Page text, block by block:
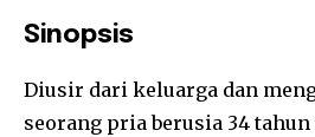
Sinopsis
Diusir dari keluarga dan
seorang pria berusia 34